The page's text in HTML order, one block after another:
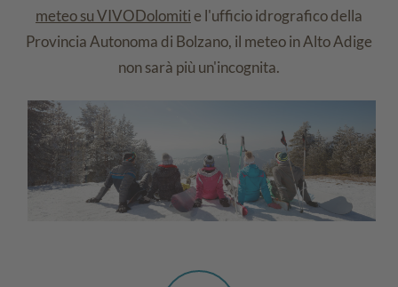
meteo su VIVODolomitie l'ufficio idrografico della
Provincia Autonoma di Bolzano, il meteo in Alto Adige
non sarà più un'incognita.